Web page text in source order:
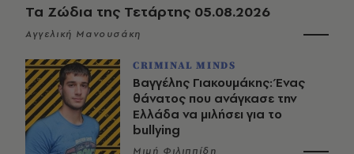
Τα Ζώδια της Τετάρτης 05.08.2026
Αγγελική Μανουσάκη
CRIMINAL MINDS
Βαγγέλης Γιακουμάκης: Ένας
θάνατος που ανάγκασε την
Ελλάδα να μιλήσει για το
bullying
Μιμή Φιλιππίδη